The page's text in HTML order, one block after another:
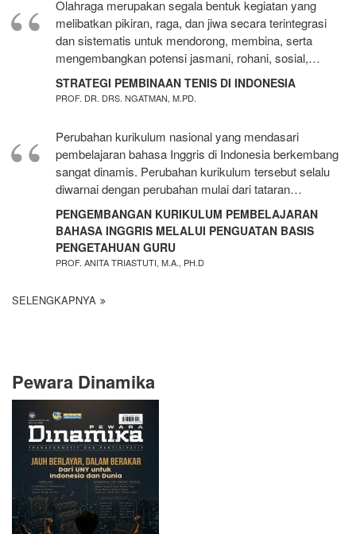
Olahraga merupakan segala bentuk kegiatan yang
melibatkan pikiran, raga, dan jiwa secara terintegrasi
dan sistematis untuk mendorong, membina, serta
mengembangkan potensi jasmani, rohani, sosial,…
STRATEGI PEMBINAAN TENIS DI INDONESIA
PROF. DR. DRS. NGATMAN, M.PD.
Perubahan kurikulum nasional yang mendasari
pembelajaran bahasa Inggris di Indonesia berkembang
sangat dinamis. Perubahan kurikulum tersebut selalu
diwarnai dengan perubahan mulai dari tataran…
PENGEMBANGAN KURIKULUM PEMBELAJARAN
BAHASA INGGRIS MELALUI PENGUATAN BASIS
PENGETAHUAN GURU
PROF. ANITA TRIASTUTI, M.A., PH.D
SELENGKAPNYA
Pewara Dinamika